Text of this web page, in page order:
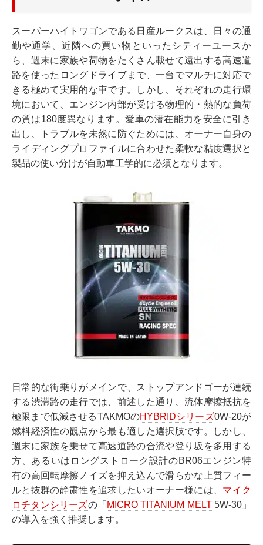
スーパーハイトワゴンである日産ルークスは、日々の通
勤や通学、近隣への買い物といったシティーユースか
ら、週末に家族や荷物をたくさん載せて遠出する高速道
路を使ったロングドライブまで、一台でマルチに対応で
きる極めて実用的な車です。しかし、それぞれの走行環
境において、エンジン内部が受ける物理的・熱的な負荷
の質は180度異なります。愛車の潜在能力を安全に引き
出し、トラブルを未然に防ぐためには、オーナー自身の
ライディングプロファイルに合わせた柔軟な粘度選択と
製品の使い分けが自動車工学的に必須となります。
日常的な街乗りがメインで、ストップアンドゴーが連続
する渋滞路の走行では、前述した通り、流体摩擦抵抗を
極限まで低減させるTAKMOのHYBRIDシリーズ0W-20が
燃料経済性の観点から最も適した選択肢です。しかし、
週末に家族を乗せて高速道路の合流や登り坂を多用する
方、あるいはロングストローク設計のBR06エンジン特
有の高回転摩擦ノイズを抑え込んで滑らかな上質フィー
ルと抜群の静粛性を追求したいオーナー様には、 マイク
ロチタンシリーズの「 MICRO TITANIUM MELT5W-30」
の導入を強く推奨します。